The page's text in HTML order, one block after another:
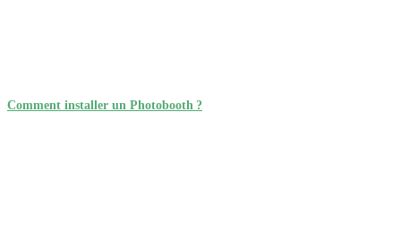
Comment installer un Photobooth ?